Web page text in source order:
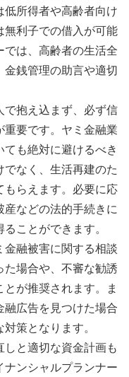
所得者や高齢者向け
無利子での借入が可能
では、高齢者の生活全
銭管理の助言や適切
で抱え込まず、必ず信
重要です。ヤミ金融業
も絶対に避けるべき
なく、生活再建のた
もらえます。必要に応
産などの法的手続きに
ことができます。
融被害に関する相談
た場合や、不審な勧誘
が推奨されます。ま
融広告を見つけた場合
策となります。
と適切な資金計画も
ナンシャルプランナー